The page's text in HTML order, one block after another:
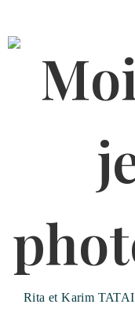
Rita et Karim TATAI